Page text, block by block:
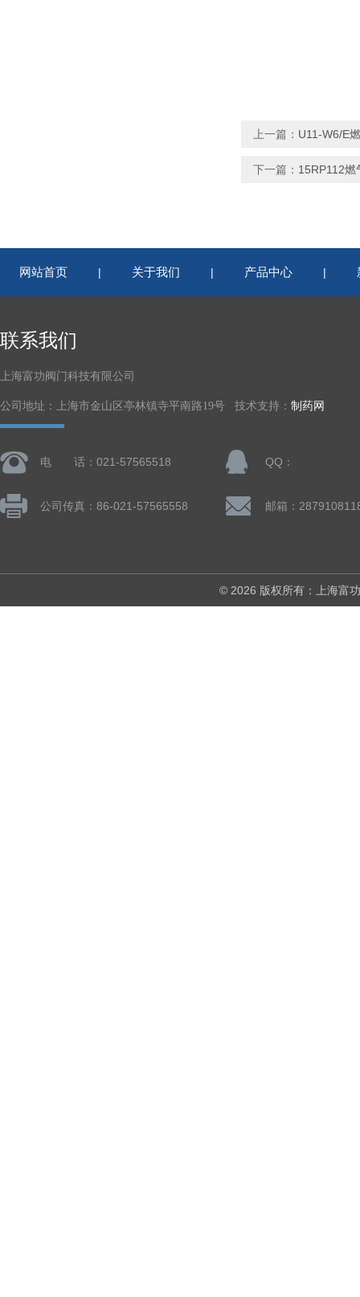
上一篇： U11-W6/E
下一篇： 15RP112燃
网站首页 | 关于我们 | 产品中心 |
联系我们
上海富功阀门科技有限公司
公司地址：上海市金山区亭林镇寺平南路19号 技术支持： 制药网
电 话：021-57565518 QQ：
公司传真：86-021-57565558 邮箱：
© 2026 版权所有：上海富